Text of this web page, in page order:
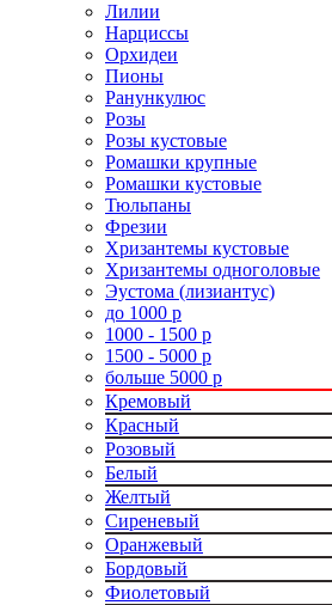
Лилии
Нарциссы
Орхидеи
Пионы
Ранункулюс
Розы
Розы кустовые
Ромашки крупные
Ромашки кустовые
Тюльпаны
Фрезии
Хризантемы кустовые
Хризантемы одноголовые
Эустома (лизиантус)
до 1000 р
1000 - 1500 р
1500 - 5000 р
больше 5000 р
Кремовый
Красный
Розовый
Белый
Желтый
Сиреневый
Оранжевый
Бордовый
Фиолетовый